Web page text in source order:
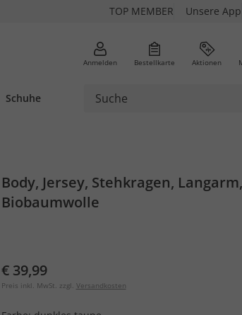
TOP MEMBER Unsere App
Anmelden Bestellkarte Aktionen
Schuhe
Body, Jersey, Stehkragen, Langarm,
Biobaumwolle
€ 39,99
Preis inkl. MwSt. zzgl. Versandkosten